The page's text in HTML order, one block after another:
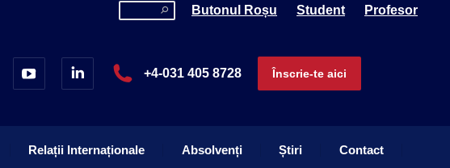
Search: Butonul Roșu Student Profesor
+4-031 405 8728 Înscrie-te aici
Relații Internaționale Absolvenți Știri Contact
Relații Internaționale